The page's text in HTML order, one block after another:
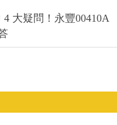
大疑問！永豐00410A